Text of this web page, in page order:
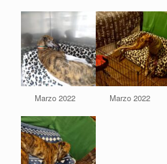
Marzo 2022 Marzo 2022